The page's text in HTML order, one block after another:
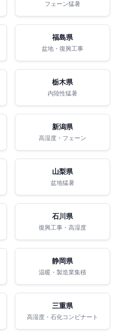
フェーン猛暑
福島県
盆地・復興工事
栃木県
内陸性猛暑
新潟県
高湿度・フェーン
山梨県
盆地猛暑
石川県
復興工事・高湿度
静岡県
温暖・製造業集積
三重県
高湿度・石化コンビナート